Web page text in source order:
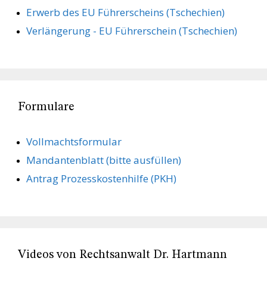
Erwerb des EU Führerscheins (Tschechien)
Verlängerung - EU Führerschein (Tschechien)
Formulare
Vollmachts­formular
Mandanten­blatt (bitte ausfüllen)
Antrag Prozesskostenhilfe (PKH)
Videos von Rechtsanwalt Dr. Hartmann